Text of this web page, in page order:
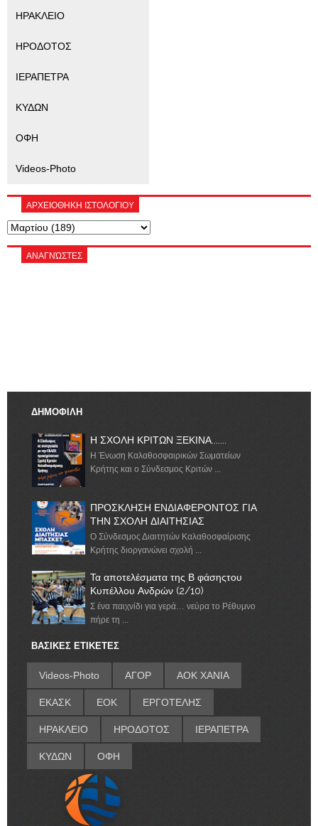
ΗΡΑΚΛΕΙΟ
ΗΡΟΔΟΤΟΣ
ΙΕΡΑΠΕΤΡΑ
ΚΥΔΩΝ
ΟΦΗ
Videos-Photo
ΑΡΧΕΙΟΘΗΚΗ ΙΣΤΟΛΟΓΙΟΥ
ΑΝΑΓΝΏΣΤΕΣ
ΔΗΜΟΦΙΛΗ
Η ΣΧΟΛΗ ΚΡΙΤΩΝ ΞΕΚΙΝΑ.......
Η Ένωση Καλαθοσφαιρικών Σωματείων
Κρήτης και ο Σύνδεσμος Κριτών ...
ΠΡΟΣΚΛΗΣΗ ΕΝΔΙΑΦΕΡΟΝΤΟΣ ΓΙΑ
ΤΗΝ ΣΧΟΛΗ ΔΙΑΙΤΗΣΙΑΣ
Ο Σύνδεσμος Διαιτητών Καλαθοσφαίρισης
Κρήτης διοργανώνει σχολή ...
Τα αποτελέσματα της Β φάσηςτου
Κυπέλλου Ανδρών (2/10)
Σ ένα παιχνίδι για γερά… νεύρα το Ρέθυμνο
πήρε τη ...
ΒΑΣΙΚΕΣ ΕΤΙΚΕΤΕΣ
Videos-Photo ΑΓΟΡ ΑΟΚ ΧΑΝΙΑ
ΕΚΑΣΚ ΕΟΚ ΕΡΓΟΤΕΛΗΣ
ΗΡΑΚΛΕΙΟ ΗΡΟΔΟΤΟΣ ΙΕΡΑΠΕΤΡΑ
ΚΥΔΩΝ ΟΦΗ